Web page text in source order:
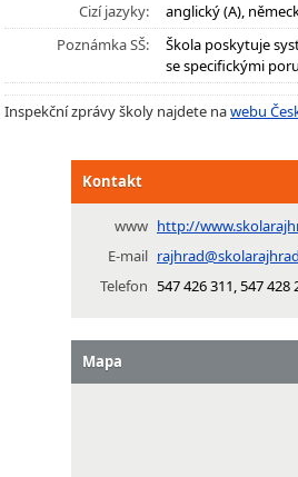
Cizí jazyky:
anglický (A),
Poznámka SŠ:
Škola poskytuje
se specifickými
Inspekční zprávy školy najdete nawebu
Kontakt
www http://
E-mail
Telefon 547 426 311, 547 428
Mapa